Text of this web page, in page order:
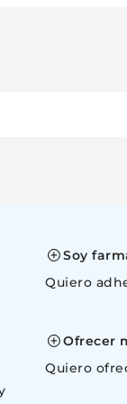
Soy
Quiero
Ofrecer
Quiero